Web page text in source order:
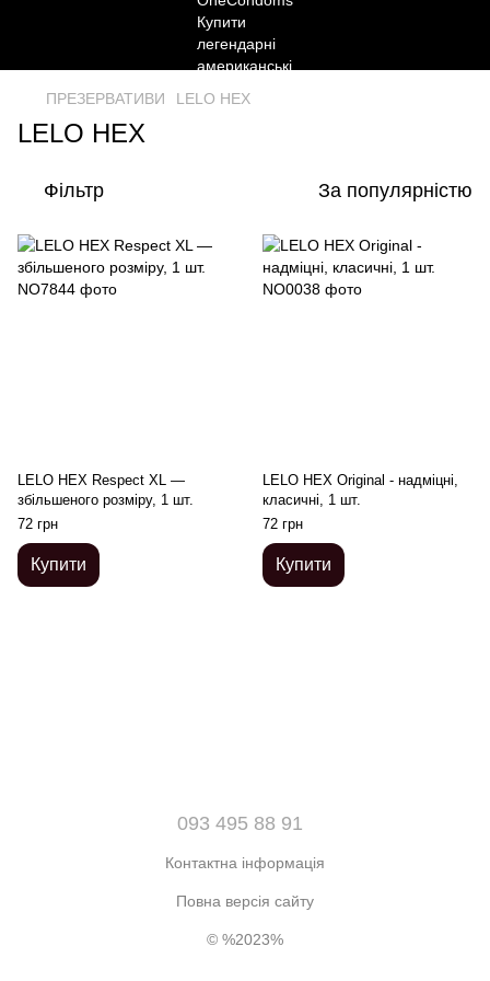
ПРЕЗЕРВАТИВИ LELO HEX
LELO HEX
Фільтр За популярністю
LELO HEX Respect XL —
збільшеного розміру, 1 шт.
72 грн
Купити
LELO HEX Original - надміцні,
класичні, 1 шт.
72 грн
Купити
093 495 88 91
Контактна інформація
Повна версія сайту
© %2023%